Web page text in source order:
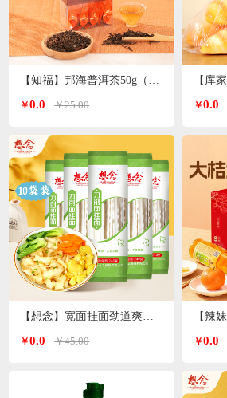
【知福】邦海普洱茶50g（加送20g）
￥0.0 ￥25.00
￥0.0 ￥45.00
￥0.0
￥0.0